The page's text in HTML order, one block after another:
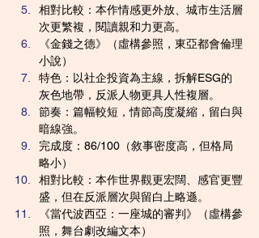
相對比較：本作情感更外放、城市生活層
次更繁複，閱讀親和力更高。
《金錢之德》（虛構參照，東亞都會倫理
小說）
特色：以社企投資為主線，拆解ESG的
灰色地帶，反派人物更具人性複層。
節奏：篇幅較短，情節高度凝縮，留白與
暗線強。
完成度：86/100（敘事密度高，但格局
略小）
相對比較：本作世界觀更宏闊、感官更豐
盛，但在反派層次與留白上略遜。
《當代波西亞：一座城的審判》（虛構參
照，舞台劇改編文本）